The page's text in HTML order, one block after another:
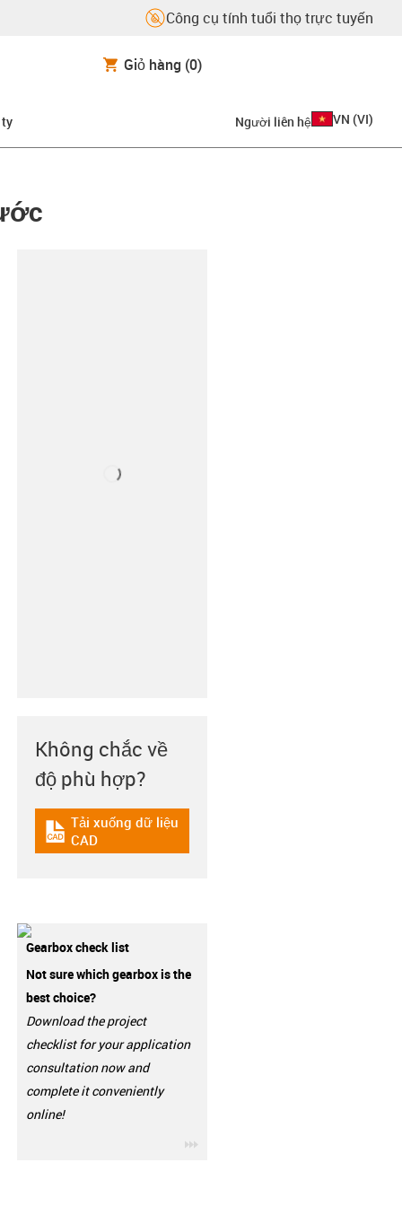
Công cụ tính tuổi thọ trực tuyến
Giỏ hàng (0)
ty Người liên hệ VN (VI)
Không chắc về
độ phù hợp?
igus-icon-cad-dateien
Tải xuống dữ liệu
CAD
Gearbox check list
Not sure which gearbox is the
best choice?
Download the project
checklist for your application
consultation now and
complete it conveniently
online!